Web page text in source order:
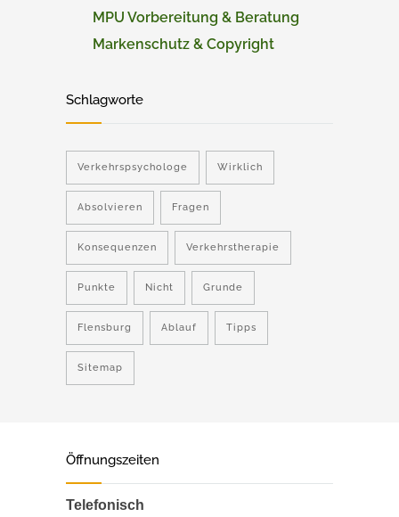
MPU Vorbereitung & Beratung
Markenschutz & Copyright
Schlagworte
Verkehrspsychologe Wirklich
Absolvieren Fragen
Konsequenzen Verkehrstherapie
Punkte Nicht Grunde
Flensburg Ablauf Tipps
Sitemap
Öffnungszeiten
Telefonisch